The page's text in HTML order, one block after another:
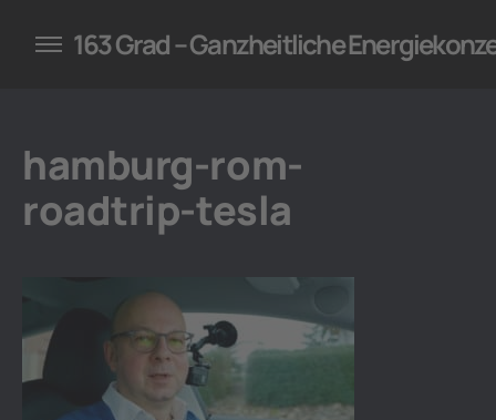
für Unternehmen
163 Grad – Ganzheitliche
hamburg-rom-
roadtrip-tesla